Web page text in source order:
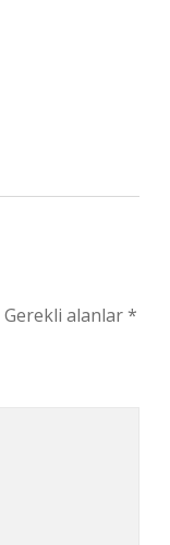
Gerekli alanlar*